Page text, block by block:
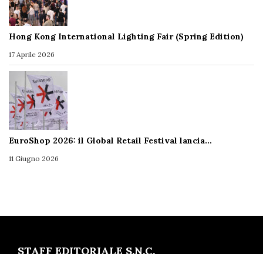
Hong Kong International Lighting Fair (Spring Edition)
17 Aprile 2026
EuroShop 2026: il Global Retail Festival lancia…
11 Giugno 2026
STAFF EDITORIALE S.N.C.